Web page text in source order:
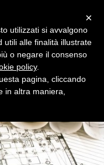
×
utilizzati si avvalgono
utili alle finalità illustrate
o negare il consenso
policy.
pagina, cliccando
in altra maniera,